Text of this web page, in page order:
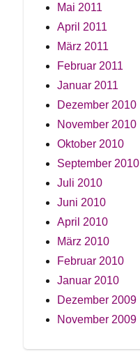
Mai 2011
April 2011
März 2011
Februar 2011
Januar 2011
Dezember 2010
November 2010
Oktober 2010
September 2010
Juli 2010
Juni 2010
April 2010
März 2010
Februar 2010
Januar 2010
Dezember 2009
November 2009